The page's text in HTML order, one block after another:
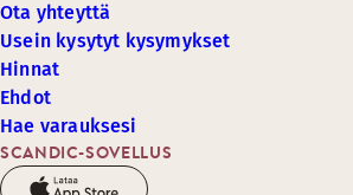
SCANDIC-SOVELLUS
Ota yhteyttä
Usein kysytyt kysymykset
Hinnat
Ehdot
Hae varauksesi